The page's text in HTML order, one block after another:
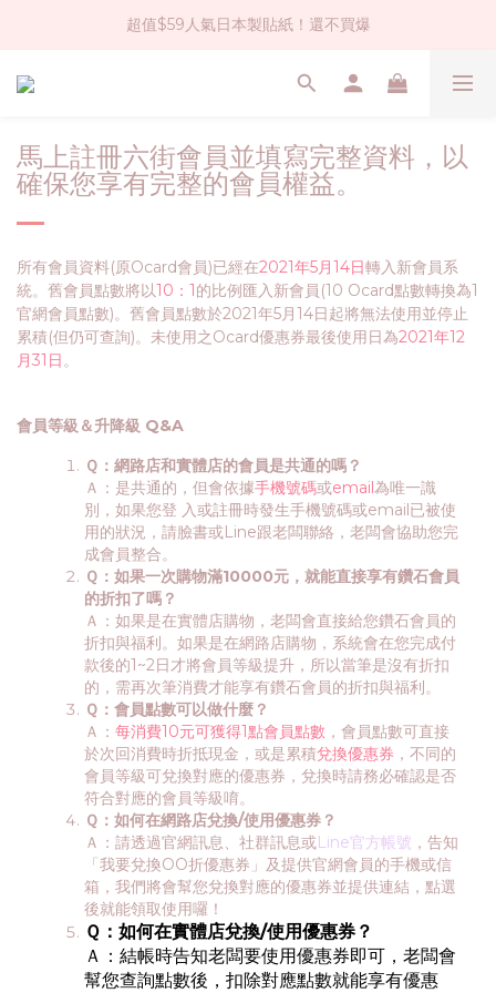
社群大人氣！各種有趣的打洞器
超值$59人氣日本製貼紙！還不買爆
全店$1500免運(台灣地區)
馬上註冊六街會員並填寫完整資料，以
確保您享有完整的會員權益。
所有會員資料(原Ocard會員)已經在2021年5月14日轉入新會員系
統。舊會員點數將以10：1的比例匯入新會員(10 Ocard點數轉換為1
官網會員點數)。舊會員點數於2021年5月14日起將無法使用並停止
累積(但仍可查詢)。未使用之Ocard優惠券最後使用日為2021年12
月31日。
會員等級＆升降級 Q&A
Ｑ：網路店和實體店的會員是共通的嗎？
Ａ：是共通的，但會依據手機號碼或email 為唯一識
別，如果您登 入或註冊時發生手機號碼或email已被使
用的狀況，請臉書或Line跟老闆聯絡，老闆會協助您完
成會員整合。
Ｑ：如果一次購物滿10000元，就能直接享有鑽石會員
的折扣了嗎？
Ａ：如果是在實體店購物，老闆會直接給您鑽石會員的
折扣與福利。如果是在網路店購物，系統會在您完成付
款後的1~2日才將會員等級提升，所以當筆是沒有折扣
的，需再次筆消費才能享有鑽石會員的折扣與福利。
Ｑ：會員點數可以做什麼？
Ａ： 每消費10元可獲得1點會員點數 ，會員點數可直接
於次回消費時折抵現金，或是累積兌換優惠券 ，不同的
會員等級可兌換對應的優惠券，兌換時請務必確認是否
符合對應的會員等級唷。
Ｑ：如何在網路店兌換/使用優惠券？
Ａ：請透過官網訊息、社群訊息或Line官方帳號 ，告知
「我要兌換OO折優惠券」及提供官網會員的手機或信
箱，我們將會幫您兌換對應的優惠券並提供連結，點選
後就能領取使用囉！
Ｑ：如何在實體店兌換/使用優惠券？
Ａ：結帳時告知老闆要使用優惠券即可，老闆會
幫您查詢點數後，扣除對應點數就能享有優惠